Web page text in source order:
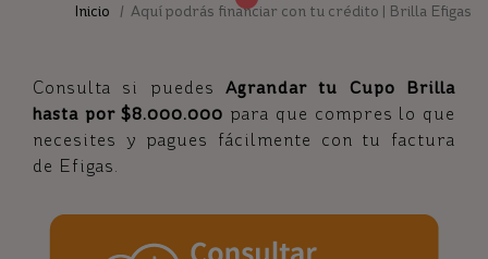
Inicio / Aquí podrás financiar con tu crédito | Brilla Efigas
Consulta si puedes Agrandar tu Cupo Brilla
hasta por $8.000.000 para que compres lo que
necesites y pagues fácilmente con tu factura
de Efigas.